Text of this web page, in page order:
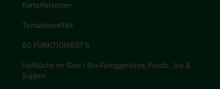
Kartoffelsorten
Tomatenvielfalt
SO FUNKTIONIERT'S
Hofküche im Glas | Bio-Fertiggerichte, Fonds, Jus &
Suppen